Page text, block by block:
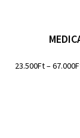
23.500Ft–67.000